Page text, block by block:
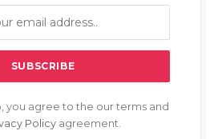
you agree to the our terms and
Policy agreement.